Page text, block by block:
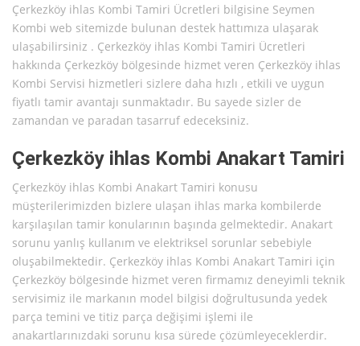
Çerkezköy ihlas Kombi Tamiri Ücretleri bilgisine Seymen
Kombi web sitemizde bulunan destek hattımıza ulaşarak
ulaşabilirsiniz . Çerkezköy ihlas Kombi Tamiri Ücretleri
hakkında Çerkezköy bölgesinde hizmet veren Çerkezköy ihlas
Kombi Servisi hizmetleri sizlere daha hızlı , etkili ve uygun
fiyatlı tamir avantajı sunmaktadır. Bu sayede sizler de
zamandan ve paradan tasarruf edeceksiniz.
Çerkezköy ihlas Kombi Anakart Tamiri
Çerkezköy ihlas Kombi Anakart Tamiri konusu
müşterilerimizden bizlere ulaşan ihlas marka kombilerde
karşılaşılan tamir konularının başında gelmektedir. Anakart
sorunu yanlış kullanım ve elektriksel sorunlar sebebiyle
oluşabilmektedir. Çerkezköy ihlas Kombi Anakart Tamiri için
Çerkezköy bölgesinde hizmet veren firmamız deneyimli teknik
servisimiz ile markanın model bilgisi doğrultusunda yedek
parça temini ve titiz parça değişimi işlemi ile
anakartlarınızdaki sorunu kısa sürede çözümleyeceklerdir.